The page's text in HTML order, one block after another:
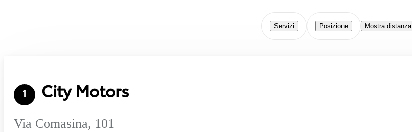
Servizi Posizione Mostra distanza
1 City Motors
Via Comasina, 101